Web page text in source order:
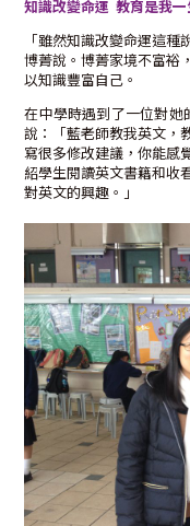
知識改變命運 教育是我一
「雖然知識改變命運這種
博菁說。博菁家境不富裕
以知識豐富自己。
在中學時遇到了一位對
說：「藍老師教我英文，
寫很多修改建議，你能感
紹學生閱讀英文書籍和收
對英文的興趣。」